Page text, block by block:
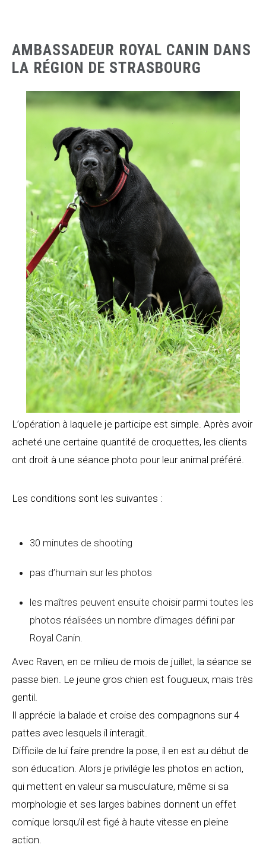
AMBASSADEUR ROYAL CANIN DANS
LA RÉGION DE STRASBOURG
L’opération à laquelle je participe est simple. Après avoir
acheté une certaine quantité de croquettes, les clients
ont droit à une séance photo pour leur animal préféré.
Les conditions sont les suivantes :
30 minutes de shooting
pas d’humain sur les photos
les maîtres peuvent ensuite choisir parmi toutes les
photos réalisées un nombre d’images défini par
Royal Canin.
Avec Raven, en ce milieu de mois de juillet, la séance se
passe bien. Le jeune gros chien est fougueux, mais très
gentil.
Il apprécie la balade et croise des compagnons sur 4
pattes avec lesquels il interagit.
Difficile de lui faire prendre la pose, il en est au début de
son éducation. Alors je privilégie les photos en action,
qui mettent en valeur sa musculature, même si sa
morphologie et ses larges babines donnent un effet
comique lorsqu’il est figé à haute vitesse en pleine
action.